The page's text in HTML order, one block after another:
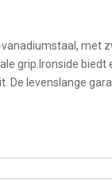
met
grip.Ironside biedt
De levenslange